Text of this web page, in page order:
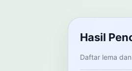
Temukan lema
Hasil
Daftar lema